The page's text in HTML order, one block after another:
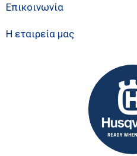
Επικοινωνία
Η εταιρεία μας